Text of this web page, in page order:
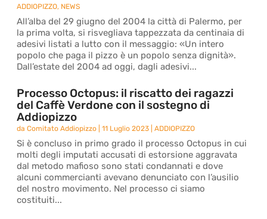
ADDIOPIZZO, NEWS
All’alba del 29 giugno del 2004 la città di Palermo, per
la prima volta, si risvegliava tappezzata da centinaia di
adesivi listati a lutto con il messaggio: «Un intero
popolo che paga il pizzo è un popolo senza dignità».
Dall’estate del 2004 ad oggi, dagli adesivi...
Processo Octopus: il riscatto dei ragazzi
del Caffè Verdone con il sostegno di
Addiopizzo
daComitato Addiopizzo |11 Luglio 2023 |ADDIOPIZZO
Si è concluso in primo grado il processo Octopus in cui
molti degli imputati accusati di estorsione aggravata
dal metodo mafioso sono stati condannati e dove
alcuni commercianti avevano denunciato con l’ausilio
del nostro movimento. Nel processo ci siamo
costituiti...